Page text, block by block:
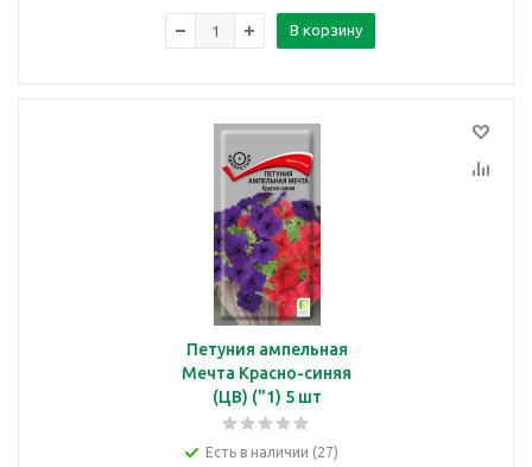
В корзину
Петуния ампельная
Мечта Красно-синяя
(ЦВ) ("1) 5 шт
Есть в наличии (27)